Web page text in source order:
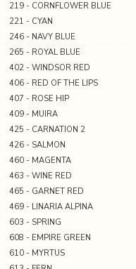
219 - CORNFLOWER BLUE
221 - CYAN
246 - NAVY BLUE
265 - ROYAL BLUE
402 - WINDSOR RED
406 - RED OF THE LIPS
407 - ROSE HIP
409 - MUIRA
425 - CARNATION 2
426 - SALMON
460 - MAGENTA
463 - WINE RED
465 - GARNET RED
469 - LINARIA ALPINA
603 - SPRING
608 - EMPIRE GREEN
610 - MYRTUS